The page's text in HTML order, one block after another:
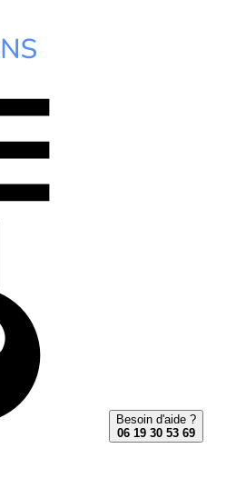
Besoin d'aide ?
06 19 30 53 69